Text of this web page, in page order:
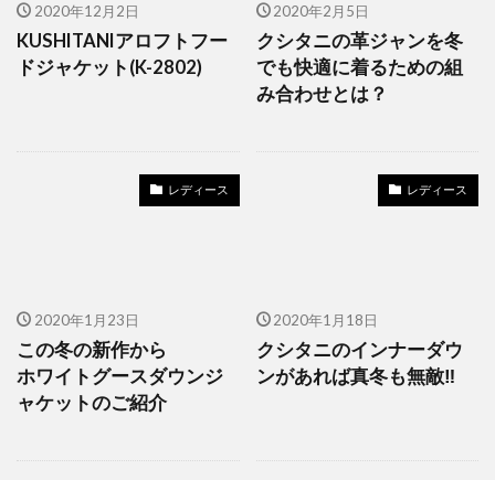
2020年12月2日
KUSHITANIアロフトフー
ドジャケット(K-2802)
2020年2月5日
クシタニの革ジャンを冬
でも快適に着るための組
み合わせとは？
レディース
2020年1月23日
この冬の新作から
ホワイトグースダウンジ
ャケットのご紹介
レディース
2020年1月18日
クシタニのインナーダウ
ンがあれば真冬も無敵‼️